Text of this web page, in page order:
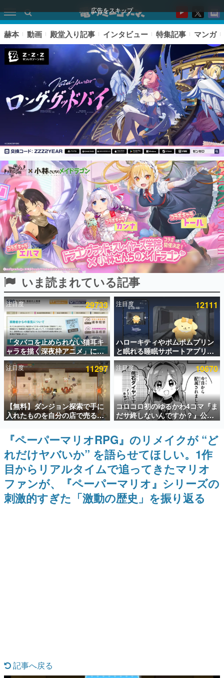
広告をスキップ
ピックアップ
電ファミのいま読まれている記事ランキング
アプリセール情報
インタビュー
連載・特集一覧
殿堂入り記事
SNS拡散数が数千以上！ ページビュー数万以上！ などな
ど。多くの人々に読まれた、電ファミ渾身の“殿堂入り”記
事をまとめました。
ゲームの企画書
名作ゲームクリエイターの方々に製作時のエピソードをお
聞きし、ヒットする企画（ゲーム）とは何か？を探ってい
きます。
赫本
この物語を解いてはいけない。『赫本』は、〈試験問題〉
の形をした短編ホラー小説集です。
新世代に訊く
これからのデジタルゲーム市場を担う若きクリエイター達
の姿を追い、彼らのルーツと情熱を探っていきます。
ゲーム世代の作家たち
ゲームに多大な影響を受けた作家さんに取材し、ゲームが
日本のコンテンツ産業やカルチャーに与えた影響を探る企
画です。
日本モバイルゲーム産業史
日本のモバイルゲーム史における主要なトピック・タイト
ルを網羅するほか、開発者へのインタビューや識者による
解説を掲載。約20年の歴史が一望できる決定版！
特集記事
赫本 動画 殿堂入り記事 インタビュー 特集記事 マンガ
いま読まれている記事
注目度 29733
「タバコを止められない猫耳キ
ャラを描く深夜枠アニメ」に視
聴者の一部から批判意見。違法
薬物の使用と思わしき描写も含
めて、BPOが議論を交わす
注目度 12111
ハローキティやポムポムプリン
と眠れる睡眠サポートアプリ
『ゆめたび』が配信中。キャラ
ごとのASMRや目覚ましアラー
ムも搭載
注目度 11297
【無料】ダンジョン探索で手に
入れたものを自分の店で売るゲ
ーム『Moonlighter』がSteam
にて無料配布中！続編
『Moonlighter 2』の9月2日正
式リリースを記念したキャンペ
ーン
注目度 10670
コロコロ初のゆるかわ4コマ『ま
だサ終しないんですか？』公開
スタート。主人公は新入社員の
侘石ダイヤ、ゲーム会社を舞台
にトラブルへ対応する社員たち
を描く
『ペーパーマリオRPG』のリメイクが “ど
れだけヤバいか” を語らせてほしい。1作
目からリアルタイムで追ってきたマリオ
ファンが、『ペーパーマリオ』シリーズの
刺激的すぎた「激動の歴史」を振り返る
記事へ戻る